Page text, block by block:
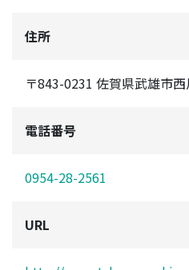
住所
〒843-0231 佐賀県武雄市
電話番号
0954-28-2561
URL